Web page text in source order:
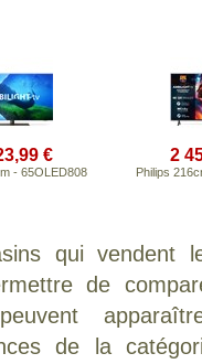
€
- 65OLED808
2
Philips
qui vendent
de
de la